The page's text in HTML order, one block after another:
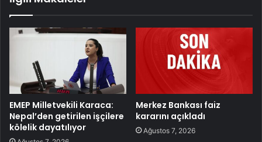
EMEP Milletvekili Karaca:
Nepal’den getirilen işçilere
kölelik dayatılıyor
Merkez Bankası faiz
kararını açıkladı
Ağustos 7, 2026